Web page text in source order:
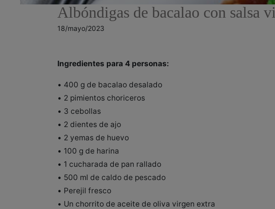
Albóndigas de bacalao con salsa
18/mayo/2023
Ingredientes para 4 personas:
• 400 g de bacalao desalado
• 2 pimientos choriceros
• 3 cebollas
• 2 dientes de ajo
• 2 yemas de huevo
• 100 g de harina
• 1 cucharada de pan rallado
• 500 ml de caldo de pescado
• Perejil fresco
• Un chorrito de aceite de oliva virgen extra